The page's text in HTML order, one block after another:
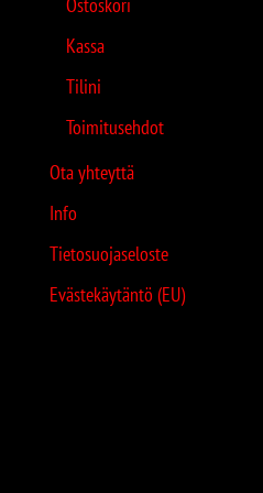
Kassa
Tilini
Toimitusehdot
Ota yhteyttä
Info
Tietosuojaseloste
Evästekäytäntö (EU)